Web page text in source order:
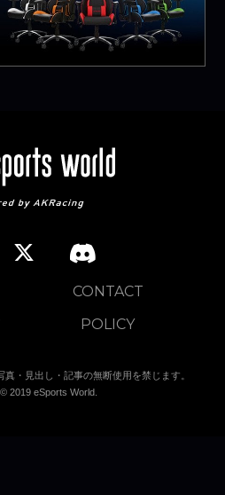
CONTACT
POLICY
・見出し・記事の無断使用を禁じます。
2019 eSports World.